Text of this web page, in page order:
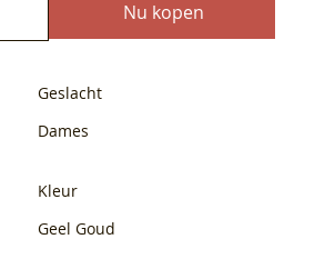
Nu kopen
Geslacht
Dames
Kleur
Geel Goud